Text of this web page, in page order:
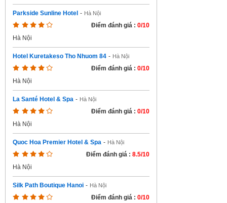
Parkside Sunline Hotel - Hà Nội
Điểm đánh giá : 0/10
Hà Nội
Hotel Kuretakeso Tho Nhuom 84 - Hà Nội
Điểm đánh giá : 0/10
Hà Nội
La Santé Hotel & Spa - Hà Nội
Điểm đánh giá : 0/10
Hà Nội
Quoc Hoa Premier Hotel & Spa - Hà Nội
Điểm đánh giá : 8.5/10
Hà Nội
Silk Path Boutique Hanoi - Hà Nội
Điểm đánh giá : 0/10